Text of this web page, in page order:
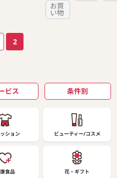
お買
い物
2
ビス 条件別
ション ビューティー/コスメ
食品 花・ギフト